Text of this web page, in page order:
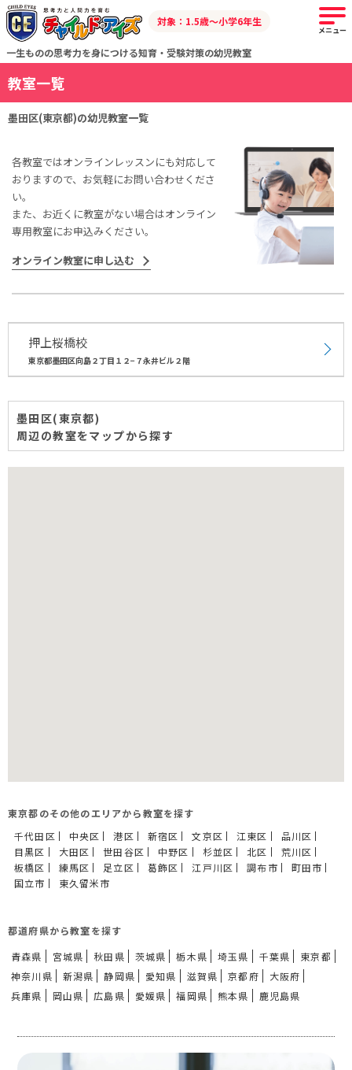
一生ものの思考力を身につける知育・受験対策の幼児教室
対象：1.5歳～小学6年生
メニュー
教室一覧
墨田区(東京都)の幼児教室一覧
各教室ではオンラインレッスンにも対応して
おりますので、お気軽にお問い合わせくださ
い。
また、お近くに教室がない場合はオンライン
専用教室にお申込みください。
オンライン教室に申し込む
押上桜橋校
東京都墨田区向島２丁目１２−７永井ビル２階
墨田区(東京都)
周辺の教室をマップから探す
東京都のその他のエリアから教室を探す
千代田区
中央区 港区 新宿区 文京区 江東区
品川区
目黒区
大田区 世田谷区 中野区 杉並区 北区
荒川区
板橋区
練馬区 足立区 葛飾区 江戸川区 調布市
町田市
国立市
東久留米市
都道府県から教室を探す
青森県
宮城県 秋田県 茨城県 栃木県 埼玉県 千葉県
東京都
神奈川県
新潟県 静岡県 愛知県 滋賀県 京都府
大阪府
兵庫県
岡山県 広島県 愛媛県 福岡県 熊本県 鹿児島県